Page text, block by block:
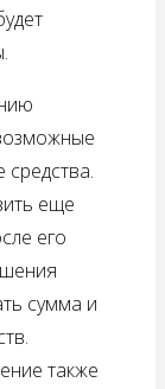
еще
его
сумма и
также